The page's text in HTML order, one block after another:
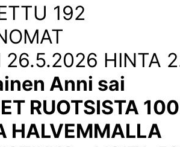
192
26.5.2026 HINTA
Anni sai
RUOTSISTA
HALVEMMALLA